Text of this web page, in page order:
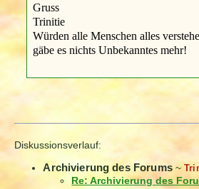
Gruss
Trinitie
Würden alle Menschen alles
gäbe es nichts Unbekanntes mehr!
Diskussionsverlauf:
Archivierung des Forums~
Re: Archivierung des